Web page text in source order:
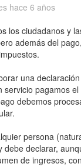
hace 6 años
los ciudadanos y
además del
una
servicio pagamos
debemos
persona
debe declarar,
de ingresos,